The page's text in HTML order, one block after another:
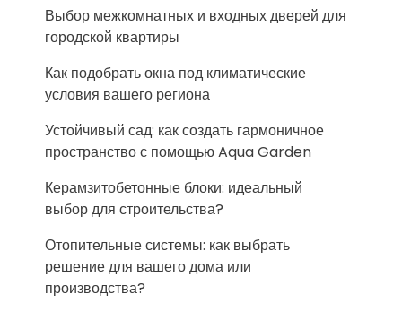
Выбор межкомнатных и входных дверей для
городской квартиры
Как подобрать окна под климатические
условия вашего региона
Устойчивый сад: как создать гармоничное
пространство с помощью Aqua Garden
Керамзитобетонные блоки: идеальный
выбор для строительства?
Отопительные системы: как выбрать
решение для вашего дома или
производства?